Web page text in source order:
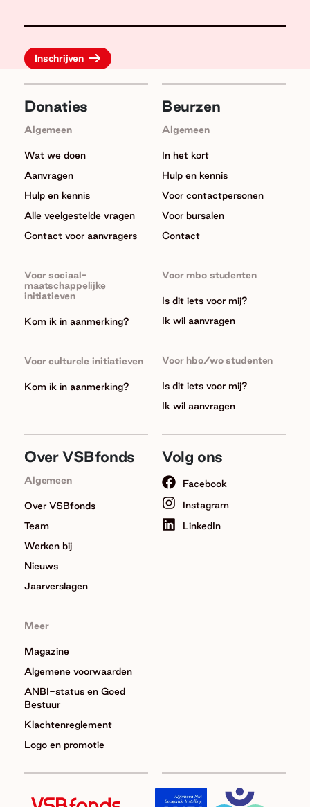
Donaties
Algemeen
Wat we doen
Aanvragen
Hulp en kennis
Alle veelgestelde vragen
Contact voor aanvragers
Voor sociaal-
maatschappelijke
initiatieven
Kom ik in aanmerking?
Voor culturele initiatieven
Kom ik in aanmerking?
Beurzen
Algemeen
In het kort
Hulp en kennis
Voor contactpersonen
Voor bursalen
Contact
Voor mbo studenten
Is dit iets voor mij?
Ik wil aanvragen
Voor hbo/wo studenten
Is dit iets voor mij?
Ik wil aanvragen
Over VSBfonds
Algemeen
Over VSBfonds
Team
Werken bij
Nieuws
Jaarverslagen
Meer
Magazine
Algemene voorwaarden
ANBI-status en Goed
Bestuur
Klachtenreglement
Logo en promotie
Volg ons
Facebook
Instagram
LinkedIn